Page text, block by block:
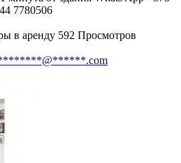
7780506
в аренду 592 Просмотров